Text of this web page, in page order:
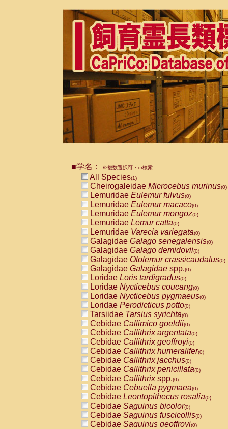
■学名： ※複数選択可・or検索
All Species(1)
Cheirogaleidae Microcebus murinus(0)
Lemuridae Eulemur fulvus(0)
Lemuridae Eulemur macaco(0)
Lemuridae Eulemur mongoz(0)
Lemuridae Lemur catta(0)
Lemuridae Varecia variegata(0)
Galagidae Galago senegalensis(0)
Galagidae Galago demidovii(0)
Galagidae Otolemur crassicaudatus(0)
Galagidae Galagidae spp.(0)
Loridae Loris tardigradus(0)
Loridae Nycticebus coucang(0)
Loridae Nycticebus pygmaeus(0)
Loridae Perodicticus potto(0)
Tarsiidae Tarsius syrichta(0)
Cebidae Callimico goeldii(0)
Cebidae Callithrix argentata(0)
Cebidae Callithrix geoffroyi(0)
Cebidae Callithrix humeralifer(0)
Cebidae Callithrix jacchus(0)
Cebidae Callithrix penicillata(0)
Cebidae Callithrixspp.(0)
Cebidae Cebuella pygmaea(0)
Cebidae Leontopithecus rosalia(0)
Cebidae Saguinus bicolor(0)
Cebidae Saguinus fuscicollis(0)
Cebidae Saguinus geoffroyi(0)